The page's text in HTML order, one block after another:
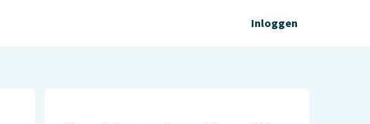
Inloggen